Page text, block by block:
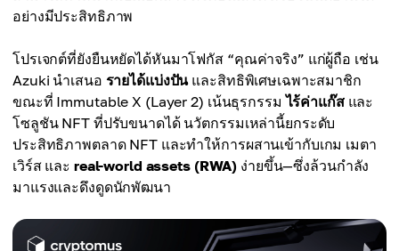
อย่างมีประสิทธิภาพ
โปรเจกต์ที่ยังยืนหยัดได้หันมาโฟกัส “คุณค่าจริง” แก่ผู้ถือ เช่น
Azuki นำเสนอ รายได้แบ่งปันและสิทธิพิเศษเฉพาะสมาชิก
ขณะที่ Immutable X (Layer 2) เน้นธุรกรรมไร้ค่าแก๊สและ
โซลูชัน NFT ที่ปรับขนาดได้ นวัตกรรมเหล่านี้ยกระดับ
ประสิทธิภาพตลาด NFT และทำให้การผสานเข้ากับเกม เมตา
เวิร์ส และ real-world assets (RWA) ง่ายขึ้น—ซึ่งล้วนกำลัง
มาแรงและดึงดูดนักพัฒนา